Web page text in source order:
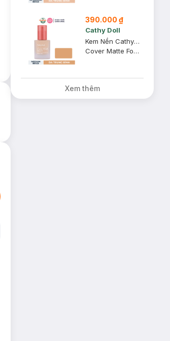
390.000 ₫
Cathy Doll
Kem Nền Cathy Doll Mịn Lì 03 Medium Beige - Da Trung Bình 30g
Cover Matte Foundation SPF 15 PA +++
Xem thêm